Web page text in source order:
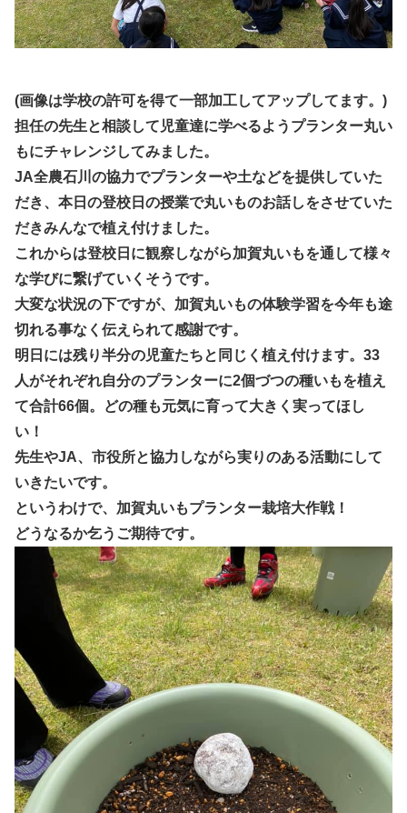
(画像は学校の許可を得て一部加工してアップしてます。)
担任の先生と相談して児童達に学べるようプランター丸い
もにチャレンジしてみました。
JA全農石川の協力でプランターや土などを提供していた
だき、本日の登校日の授業で丸いものお話しをさせていた
だきみんなで植え付けました。
これからは登校日に観察しながら加賀丸いもを通して様々
な学びに繋げていくそうです。
大変な状況の下ですが、加賀丸いもの体験学習を今年も途
切れる事なく伝えられて感謝です。
明日には残り半分の児童たちと同じく植え付けます。33
人がそれぞれ自分のプランターに2個づつの種いもを植え
て合計66個。どの種も元気に育って大きく実ってほし
い！
先生やJA、市役所と協力しながら実りのある活動にして
いきたいです。
というわけで、加賀丸いもプランター栽培大作戦！
どうなるか乞うご期待です。